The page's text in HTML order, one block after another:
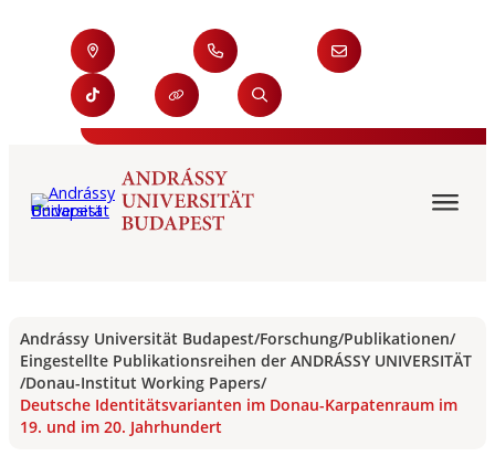
Andrássy Universität Budapest/Forschung/Publikationen/
Eingestellte Publikationsreihen der ANDRÁSSY UNIVERSITÄT
/Donau-Institut Working Papers/
Deutsche Identitätsvarianten im Donau-Karpatenraum im
19. und im 20. Jahrhundert